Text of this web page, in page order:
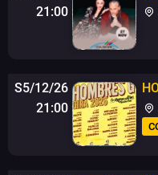
21:00
S5/12/26
21:00